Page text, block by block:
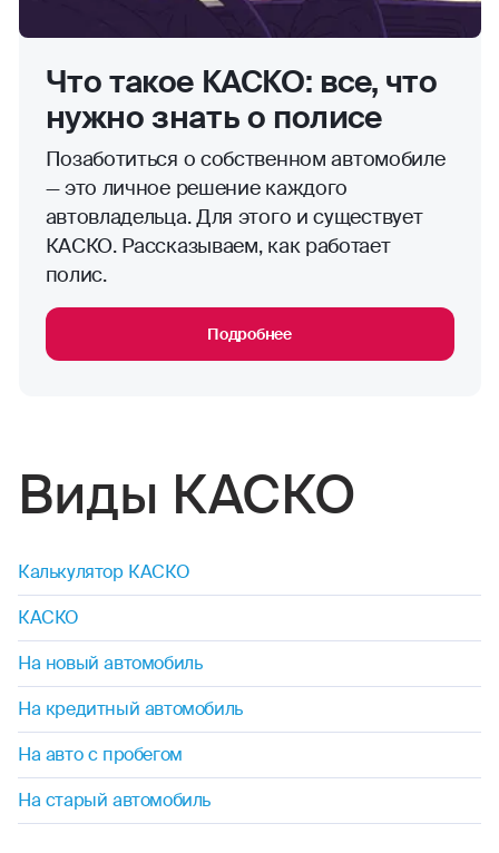
Что такое КАСКО: все, что
нужно знать о полисе
Позаботиться о собственном автомобиле
— это личное решение каждого
автовладельца. Для этого и существует
КАСКО. Рассказываем, как работает
полис.
Подробнее
Виды КАСКО
Калькулятор КАСКО
КАСКО
На новый автомобиль
На кредитный автомобиль
На авто с пробегом
На старый автомобиль